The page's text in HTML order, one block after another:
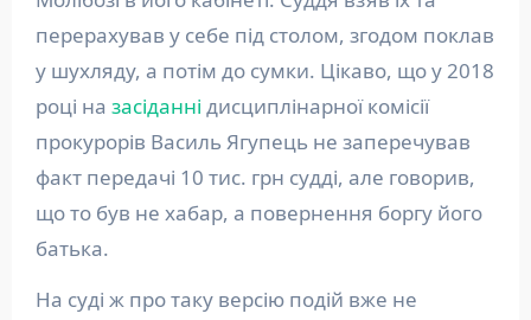
перерахував у себе під столом, згодом поклав
у шухляду, а потім до сумки. Цікаво, що у 2018
році на засіданні дисциплінарної комісії
прокурорів Василь Ягупець не заперечував
факт передачі 10 тис. грн судді, але говорив,
що то був не хабар, а повернення боргу його
батька.
На суді ж про таку версію подій вже не